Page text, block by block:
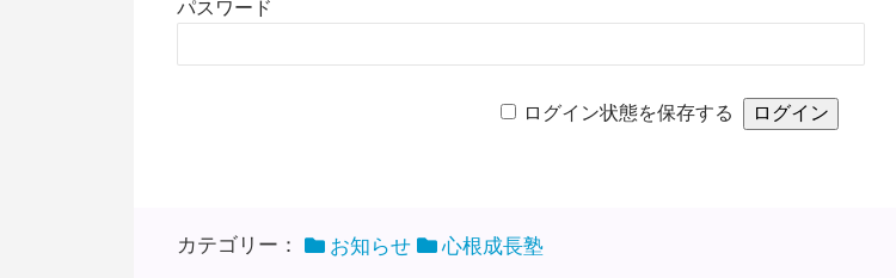
パスワード
ログイン状態を保存する
カテゴリー： お知らせ 心根成長塾